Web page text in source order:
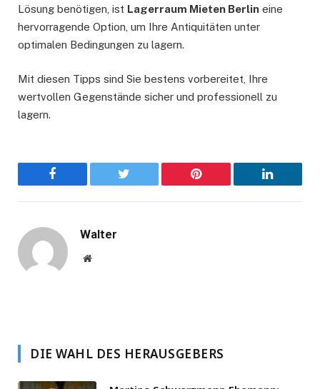
Lösung benötigen, ist Lagerraum Mieten Berlin eine
hervorragende Option, um Ihre Antiquitäten unter
optimalen Bedingungen zu lagern.
Mit diesen Tipps sind Sie bestens vorbereitet, Ihre
wertvollen Gegenstände sicher und professionell zu
lagern.
Facebook Twitter Pinterest LinkedIn
Walter
Website
DIE WAHL DES HERAUSGEBERS